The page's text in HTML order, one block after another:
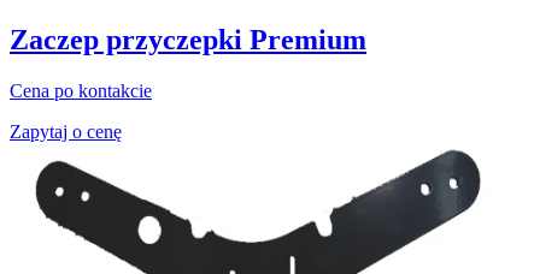
Zaczep przyczepki Premium
Cena po kontakcie
Zapytaj o cenę